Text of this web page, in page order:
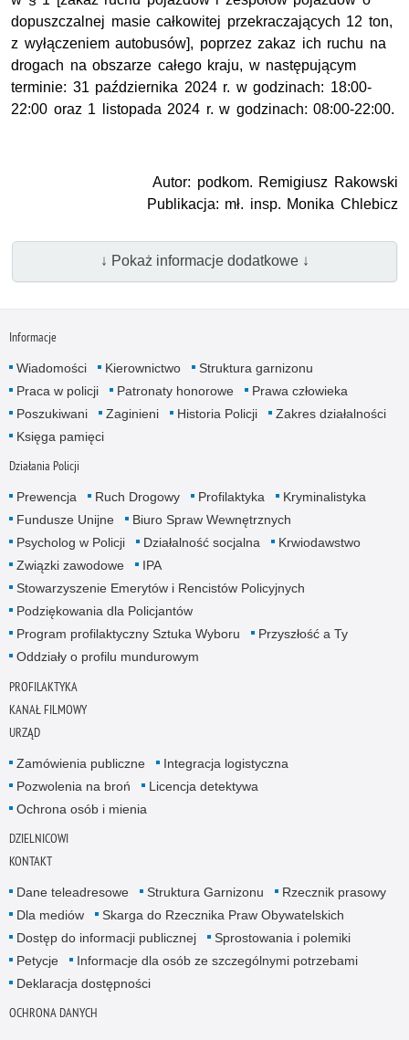
dopuszczalnej masie całkowitej przekraczających 12 ton,
z wyłączeniem autobusów], poprzez zakaz ich ruchu na
drogach na obszarze całego kraju, w następującym
terminie: 31 października 2024 r. w godzinach: 18:00-
22:00 oraz 1 listopada 2024 r. w godzinach: 08:00-22:00.
Autor: podkom. Remigiusz Rakowski
Publikacja: mł. insp. Monika Chlebicz
↓ Pokaż informacje dodatkowe ↓
Informacje
Wiadomości Kierownictwo
Struktura garnizonu
Praca w policji
Patronaty honorowe
Prawa człowieka
Poszukiwani
Zaginieni Historia Policji
Zakres działalności
Księga pamięci
Działania Policji
Prewencja Ruch Drogowy Profilaktyka
Kryminalistyka
Fundusze Unijne
Biuro Spraw Wewnętrznych
Psycholog w Policji
Działalność socjalna
Krwiodawstwo
Związki zawodowe
IPA
Stowarzyszenie Emerytów i Rencistów Policyjnych
Podziękowania dla Policjantów
Program profilaktyczny Sztuka Wyboru
Przyszłość a Ty
Oddziały o profilu mundurowym
PROFILAKTYKA
KANAŁ FILMOWY
URZĄD
Zamówienia publiczne
Integracja logistyczna
Pozwolenia na broń
Licencja detektywa
Ochrona osób i mienia
DZIELNICOWI
KONTAKT
Dane teleadresowe Struktura Garnizonu
Rzecznik prasowy
Dla mediów
Skarga do Rzecznika Praw Obywatelskich
Dostęp do informacji publicznej
Sprostowania i polemiki
Petycje
Informacje dla osób ze szczególnymi potrzebami
Deklaracja dostępności
OCHRONA DANYCH